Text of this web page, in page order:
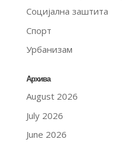
Социјална заштита
Спорт
Урбанизам
Архива
August 2026
July 2026
June 2026